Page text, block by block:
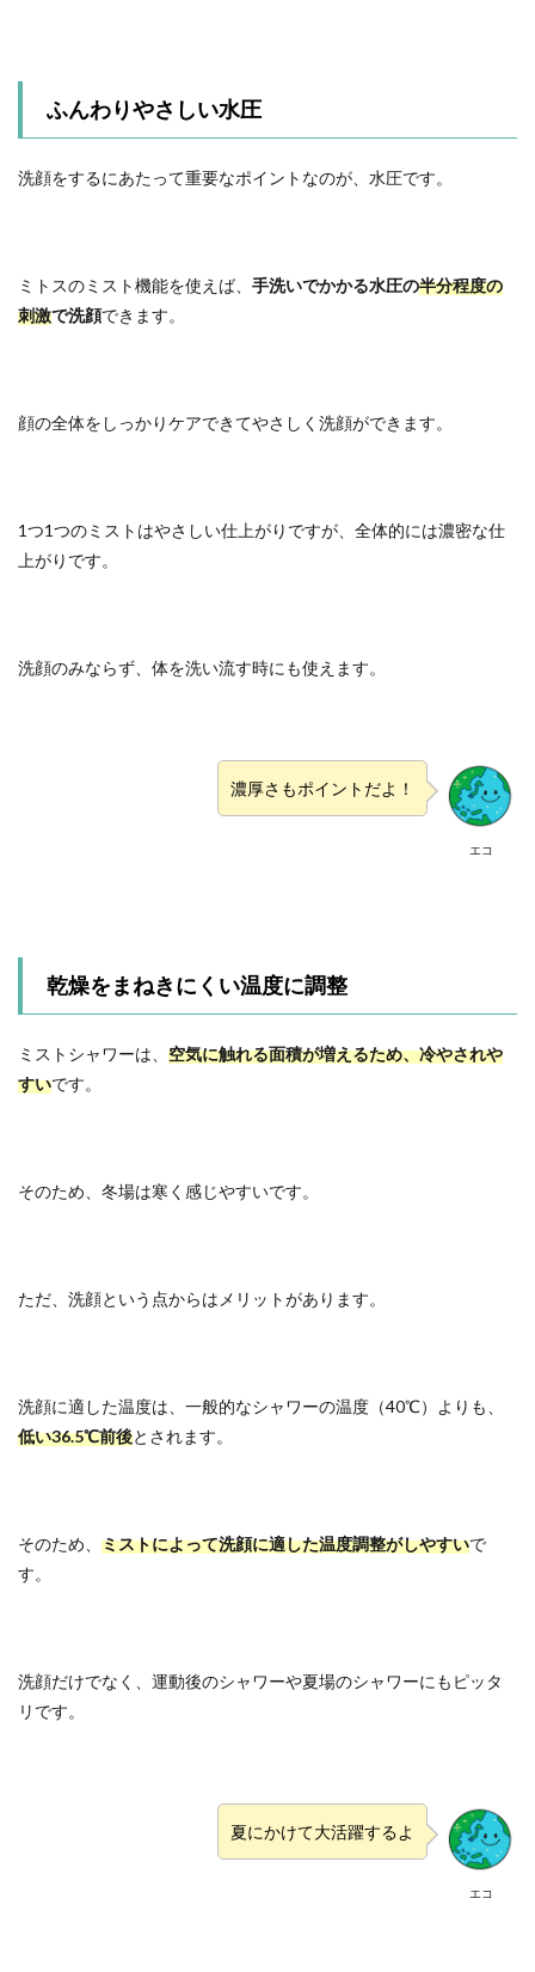
ふんわりやさしい水圧
洗顔をするにあたって重要なポイントなのが、水圧です。
ミトスのミスト機能を使えば、 手洗いでかかる水圧の半分程度の
刺激で洗顔できます。
顔の全体をしっかりケアできてやさしく洗顔ができます。
1つ1つのミストはやさしい仕上がりですが、全体的には濃密な仕
上がりです。
洗顔のみならず、体を洗い流す時にも使えます。
エコ
濃厚さもポイントだよ！
乾燥をまねきにくい温度に調整
ミストシャワーは、 空気に触れる面積が増えるため、冷やされや
すいです。
そのため、冬場は寒く感じやすいです。
ただ、洗顔という点からはメリットがあります。
洗顔に適した温度は、一般的なシャワーの温度（40℃）よりも、
低い36.5℃前後とされます。
そのため、 ミストによって洗顔に適した温度調整がしやすいで
す。
洗顔だけでなく、運動後のシャワーや夏場のシャワーにもピッタ
リです。
エコ
夏にかけて大活躍するよ